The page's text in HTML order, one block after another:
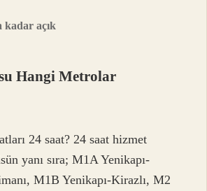
kadar açık
Hangi Metrolar
24 saat? 24 saat hizmet
yanı sıra; M1A Yenikapı-
M1B Yenikapı-Kirazlı, M2